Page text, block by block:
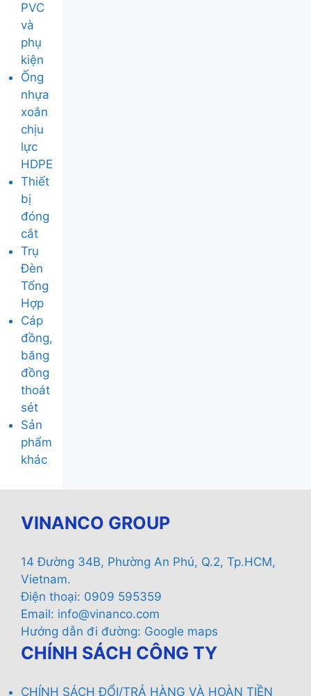
PVC
và
phụ
kiện
Ống
nhựa
xoắn
chịu
lực
HDPE
Thiết
bị
đóng
cắt
Trụ
Đèn
Tổng
Hợp
Cáp
đồng,
băng
đồng
thoát
sét
Sản
phẩm
khác
VINANCO GROUP
14 Đường 34B, Phường An Phú, Q.2, Tp.HCM,
Vietnam.
Điện thoại: 0909 595359
Email: info@vinanco.com
Hướng dẫn đi đường: Google maps
CHÍNH SÁCH CÔNG TY
CHÍNH SÁCH ĐỔI/TRẢ HÀNG VÀ HOÀN TIỀN